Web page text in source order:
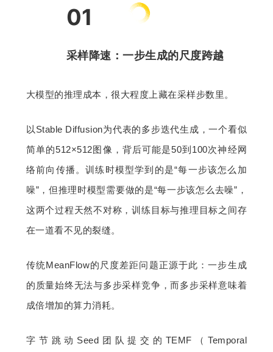
01
采样降速：一步生成的尺度跨越
大模型的推理成本，很大程度上藏在采样步数里。
以Stable Diffusion为代表的多步迭代生成，一个看似
简单的512×512图像，背后可能是50到100次神经网
络前向传播。训练时模型学到的是“每一步该怎么加
噪”，但推理时模型需要做的是“每一步该怎么去噪”，
这两个过程天然不对称，训练目标与推理目标之间存
在一道看不见的裂缝。
传统MeanFlow的尺度差距问题正源于此：一步生成
的质量始终无法与多步采样竞争，而多步采样意味着
成倍增加的算力消耗。
字节跳动Seed团队提交的TEMF（Temporal